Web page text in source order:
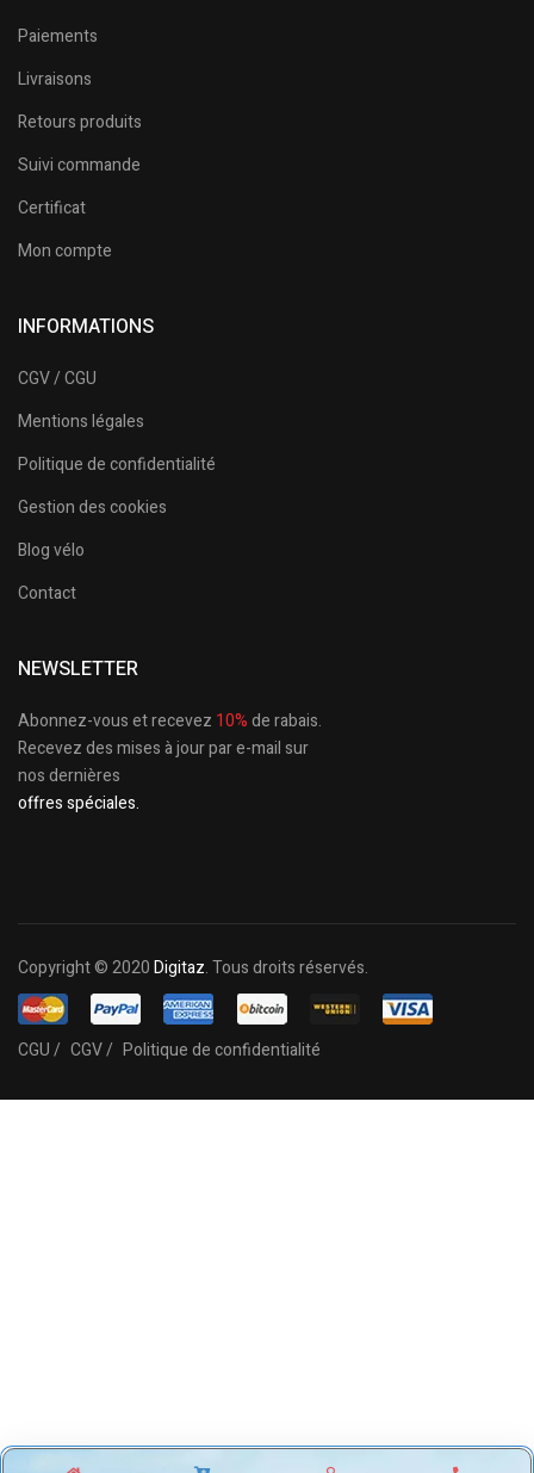
Paiements
Livraisons
Retours produits
Suivi commande
Certificat
Mon compte
INFORMATIONS
CGV / CGU
Mentions légales
Politique de confidentialité
Gestion des cookies
Blog vélo
Contact
NEWSLETTER
Abonnez-vous et recevez 10%de rabais.
Recevez des mises à jour par e-mail sur
nos dernières
offres spéciales.
Copyright © 2020Digitaz. Tous droits réservés.
CGU / CGV / Politique de confidentialité